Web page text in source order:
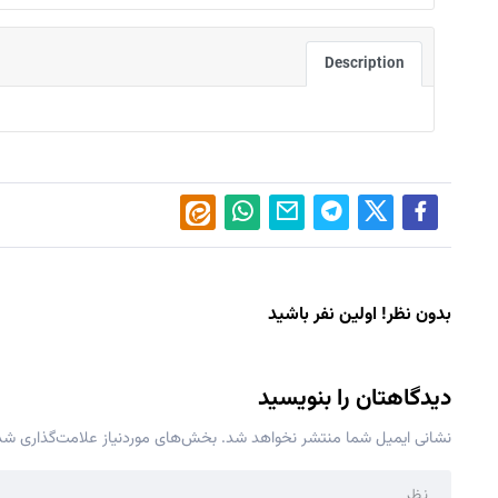
Description
بدون نظر! اولین نفر باشید
دیدگاهتان را بنویسید
نشانی ایمیل شما منتشر نخواهد شد. بخش‌های موردنیاز علامت‌گذاری